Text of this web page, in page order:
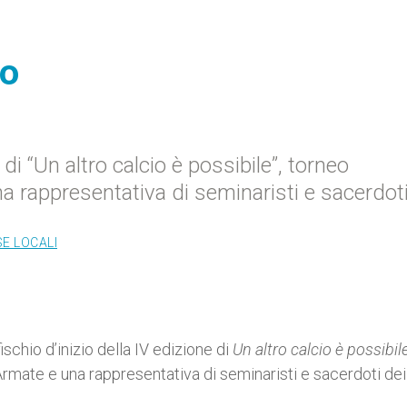
“Un altro calcio è possibile”, torneo
rappresentativa di seminaristi e sacerdoti
LOCALI
d’inizio della IV edizione di Un altro calcio è
e una rappresentativa di seminaristi e sacerdoti dei